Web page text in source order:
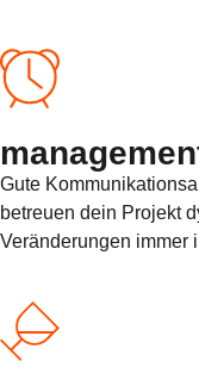
Gute
betreuen dein Projekt
Veränderungen immer